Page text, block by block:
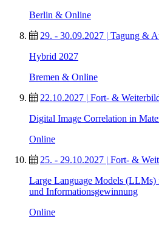
Berlin & Online
29. - 30.09.2027 | Tagung &
Hybrid 2027
Bremen & Online
22.10.2027 | Fort- &
Digital Image Correlation in
Online
25. - 29.10.2027 | Fort- &
Large Language Models (LLMs)
und Informationsgewinnung
Online